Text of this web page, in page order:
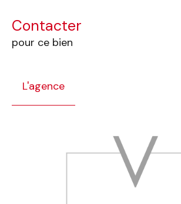
Contacter
pour ce bien
L'agence